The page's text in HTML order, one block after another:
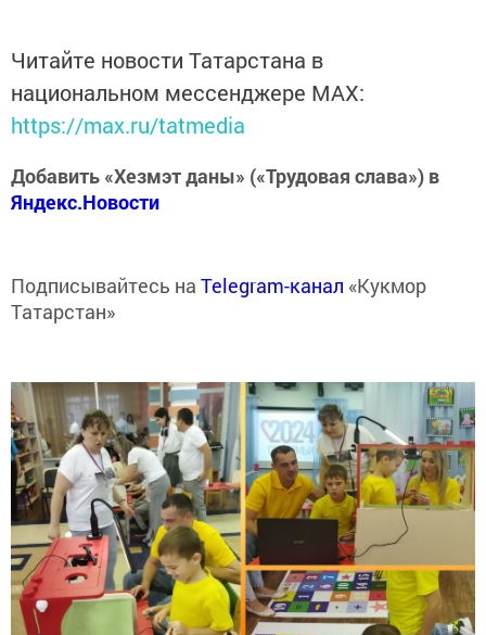
Читайте новости Татарстана в
национальном мессенджере MАХ:
https://max.ru/tatmedia
Добавить «Хезмэт даны» («Трудовая слава») в
Яндекс.Новости
Подписывайтесь на Telegram-канал «Кукмор
Татарстан»